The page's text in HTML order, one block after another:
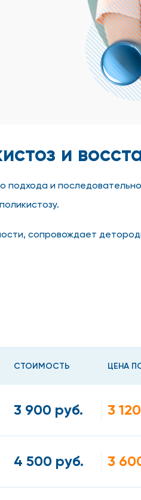
и
и
сопровождает
чтобы нормализовать
СТОИМОСТЬ ЦЕНА
3 900 руб. 3
4 500 руб. 3